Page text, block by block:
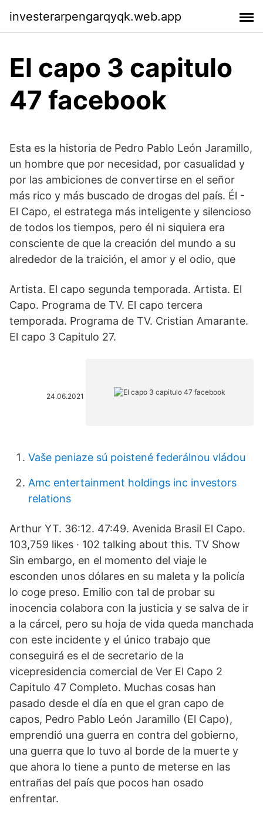
investerarpengarqyqk.web.app
El capo 3 capitulo
47 facebook
Esta es la historia de Pedro Pablo León Jaramillo,
un hombre que por necesidad, por casualidad y
por las ambiciones de convertirse en el señor
más rico y más buscado de drogas del país. Él -
El Capo, el estratega más inteligente y silencioso
de todos los tiempos, pero él ni siquiera era
consciente de que la creación del mundo a su
alrededor de la traición, el amor y el odio, que
Artista. El capo segunda temporada. Artista. El
Capo. Programa de TV. El capo tercera
temporada. Programa de TV. Cristian Amarante.
El capo 3 Capitulo 27.
24.06.2021
Vaše peniaze sú poistené federálnou vládou
Amc entertainment holdings inc investors
relations
Arthur YT. 36:12. 47:49. Avenida Brasil El Capo.
103,759 likes · 102 talking about this. TV Show
Sin embargo, en el momento del viaje le
esconden unos dólares en su maleta y la policía
lo coge preso. Emilio con tal de probar su
inocencia colabora con la justicia y se salva de ir
a la cárcel, pero su hoja de vida queda manchada
con este incidente y el único trabajo que
conseguirá es el de secretario de la
vicepresidencia comercial de Ver El Capo 2
Capitulo 47 Completo. Muchas cosas han
pasado desde el día en que el gran capo de
capos, Pedro Pablo León Jaramillo (El Capo),
emprendió una guerra en contra del gobierno,
una guerra que lo tuvo al borde de la muerte y
que ahora lo tiene a punto de meterse en las
entrañas del país que pocos han osado
enfrentar.